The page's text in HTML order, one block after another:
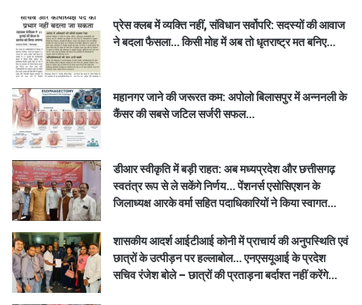
प्रेस क्लब में व्यक्ति नहीं, संविधान सर्वोपरि: सदस्यों की आवाज
ने बदला फैसला… किसी मोह में अब तो धृतराष्ट्र मत बनिए…
महानगर जाने की जरूरत कम: अपोलो बिलासपुर में अन्ननली के
कैंसर की सबसे जटिल सर्जरी सफल…
डीआर स्वीकृति में बड़ी राहत: अब मध्यप्रदेश और छत्तीसगढ़
स्वतंत्र रूप से ले सकेंगे निर्णय… पेंशनर्स एसोसिएशन के
जिलाध्यक्ष आरके वर्मा सहित पदाधिकारियों ने किया स्वागत…
शासकीय आदर्श आईटीआई कोनी में प्राचार्य की अनुपस्थिति एवं
छात्रों के उत्पीड़न पर हल्लाबोल… एनएसयूआई के प्रदेश
सचिव रंजेश बोले – छात्रों की प्रताड़ना बर्दाश्त नहीं करेंगे…